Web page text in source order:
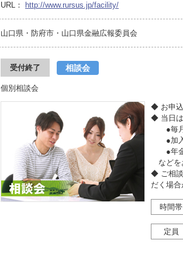
URL：
http://www.rursus.jp/facility/
山口県・防府市・山口県金融広報委員会
受付終了 相談会
個別相談会
◆ お申込
◆ 当日は
●毎月
●加入
●年金
などを
◆ ご相談
だく場合
時間帯
定員